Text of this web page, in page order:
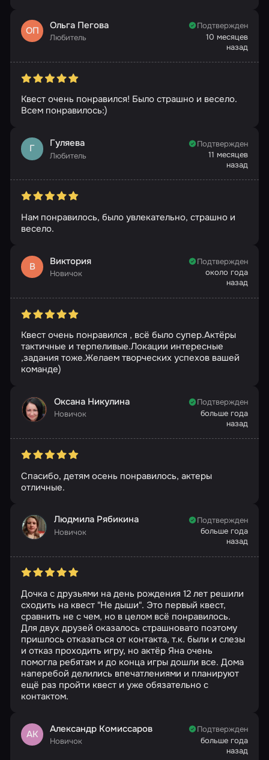
ОП Ольга Пегова
Любитель
Подтвержден
10 месяцев
назад
Квест очень понравился! Было страшно и весело.
Всем понравилось:)
Г Гуляева
Любитель
Подтвержден
11 месяцев
назад
Нам понравилось, было увлекательно, страшно и
весело.
В Виктория
Новичок
Подтвержден
около года
назад
Квест очень понравился , всё было супер.Актёры
тактичные и терпеливые.Локации интересные
,задания тоже.Желаем творческих успехов вашей
команде)
Оксана Никулина
Новичок
Подтвержден
больше года
назад
Спасибо, детям осень понравилось, актеры
отличные.
Людмила Рябикина
Новичок
Подтвержден
больше года
назад
Дочка с друзьями на день рождения 12 лет решили
сходить на квест "Не дыши". Это первый квест,
сравнить не с чем, но в целом всё понравилось.
Для двух друзей оказалось страшновато поэтому
пришлось отказаться от контакта, т.к. были и слезы
и отказ проходить игру, но актёр Яна очень
помогла ребятам и до конца игры дошли все. Дома
наперебой делились впечатлениями и планируют
ещё раз пройти квест и уже обязательно с
контактом.
АК Александр Комиссаров
Новичок
Подтвержден
больше года
назад